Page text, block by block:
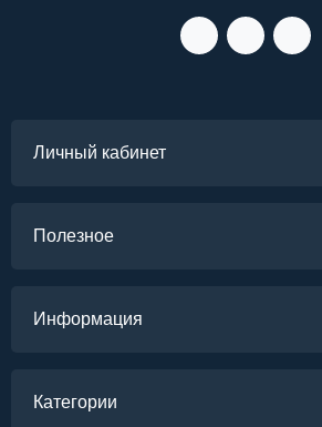
Личный кабинет
Полезное
Информация
Категории